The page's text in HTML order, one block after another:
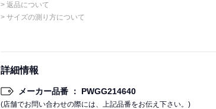
> 返品について
> サイズの測り方について
詳細情報
メーカー品番 ： PWGG214640
(店舗でお問い合わせの際には、上記品番をお伝え下さい。)